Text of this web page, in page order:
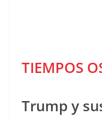
TIEMPOS
Trump y